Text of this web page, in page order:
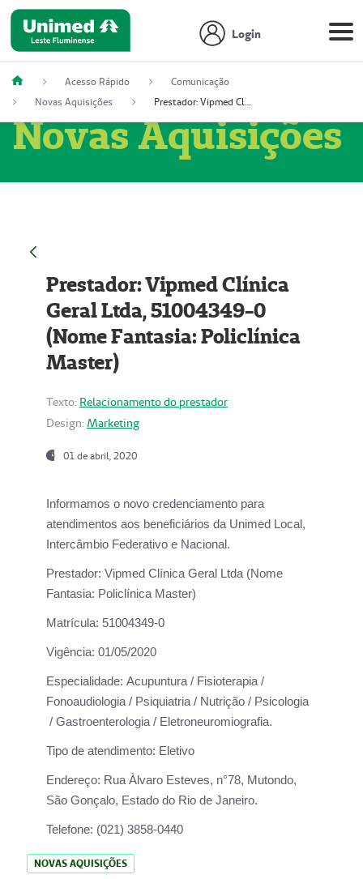
Login
Acesso Rápido
Comunicação
Novas Aquisições
Prestador: Vipmed Clínica Geral Ltda, 51004349-0 (Nome Fantasia: Policlínica Master)
Novas Aquisições
Prestador: Vipmed Clínica
Geral Ltda, 51004349-0
(Nome Fantasia: Policlínica
Master)
Texto: Relacionamento do prestador
Design: Marketing
01 de abril, 2020
Informamos o novo credenciamento para
atendimentos aos beneficiários da Unimed Local,
Intercâmbio Federativo e Nacional.
Prestador: Vipmed Clínica Geral Ltda (Nome
Fantasia: Policlínica Master)
Matrícula: 51004349-0
Vigência: 01/05/2020
Especialidade: Acupuntura / Fisioterapia /
Fonoaudiologia / Psiquiatria / Nutrição / Psicologia
/ Gastroenterologia / Eletroneuromiografia.
Tipo de atendimento: Eletivo
Endereço: Rua Àlvaro Esteves, n°78, Mutondo,
São Gonçalo, Estado do Rio de Janeiro.
Telefone: (021) 3858-0440
NOVAS AQUISIÇÕES